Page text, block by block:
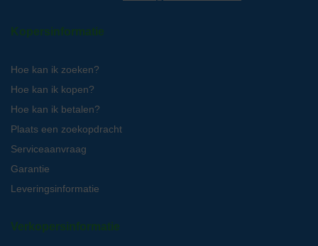
Kopersinformatie
Hoe kan ik zoeken?
Hoe kan ik kopen?
Hoe kan ik betalen?
Plaats een zoekopdracht
Serviceaanvraag
Garantie
Leveringsinformatie
Verkopersinformatie